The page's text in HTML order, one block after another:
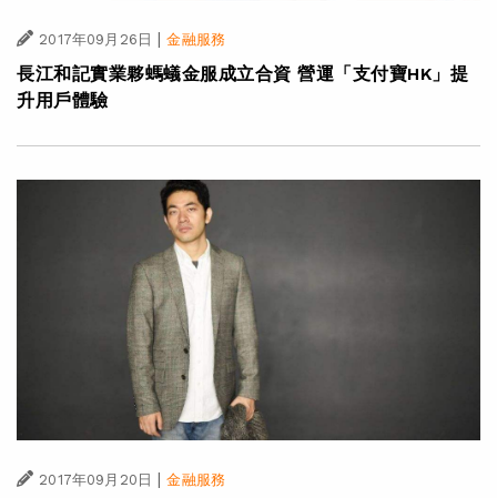
2017年09月26日 | 金融服務
長江和記實業夥螞蟻金服成立合資 營運「支付寶HK」提
升用戶體驗
2017年09月20日 | 金融服務